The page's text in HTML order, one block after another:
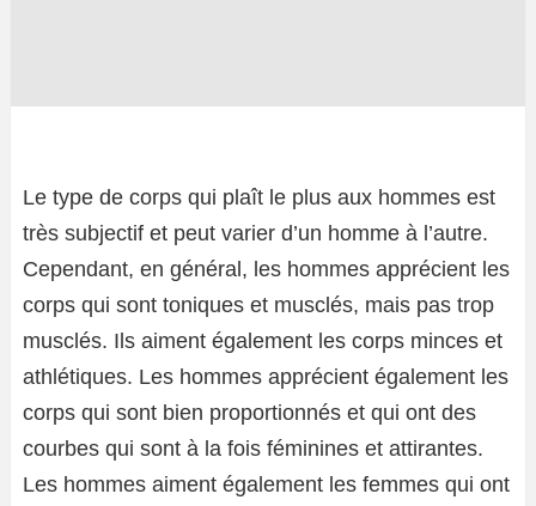
Le type de corps qui plaît le plus aux hommes est
très subjectif et peut varier d’un homme à l’autre.
Cependant, en général, les hommes apprécient les
corps qui sont toniques et musclés, mais pas trop
musclés. Ils aiment également les corps minces et
athlétiques. Les hommes apprécient également les
corps qui sont bien proportionnés et qui ont des
courbes qui sont à la fois féminines et attirantes.
Les hommes aiment également les femmes qui ont